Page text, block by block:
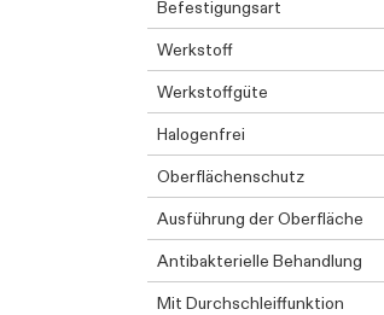
Befestigungsart
Werkstoff
Werkstoffgüte
Halogenfrei
Oberflächenschutz
Ausführung der Oberfläche
Antibakterielle Behandlung
Mit Durchschleiffunktion